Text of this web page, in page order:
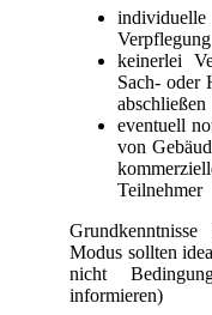
Verpflegung
keinerlei
Sach- oder
abschließen
eventuell
von
Teilnehmer
Modus sollten
nicht
informieren)